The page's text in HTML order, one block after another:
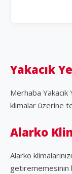
Yakacık
Merhaba
klimalar üzerine
Alarko
Alarko
getirememesinin